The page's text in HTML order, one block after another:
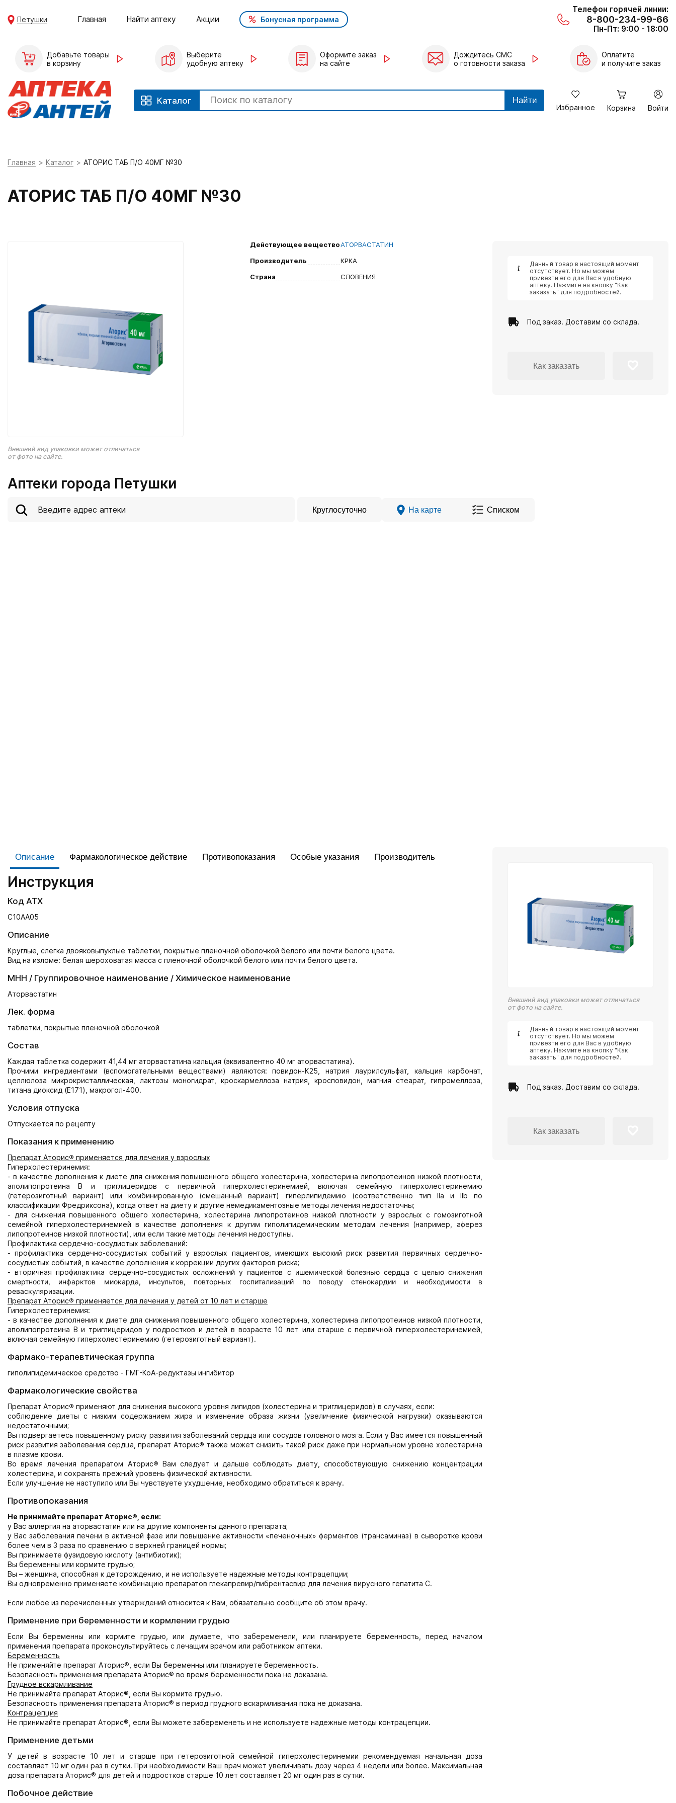
Петушки Главная Найти аптеку Акции Бонусная программа
Телефон горячей линии:
8-800-234-99-66
Пн-Пт: 9:00 - 18:00
Добавьте товары
в корзину
Выберите
удобную аптеку
Оформите заказ
на сайте
Дождитесь СМС
о готовности заказа
Оплатите
и получите заказ
Каталог Найти
Избранное Корзина Войти
Главная Каталог АТОРИС ТАБ П/О 40МГ №30
АТОРИС ТАБ П/О 40МГ №30
Внешний вид упаковки может отличаться
от фото на сайте.
Действующее веществоАТОРВАСТАТИН
Производитель
КРКА
Страна
СЛОВЕНИЯ
Данный товар в настоящий момент
отсутствует. Но мы можем
привезти его для Вас в удобную
аптеку. Нажмите на кнопку "Как
заказать" для подробностей.
Под заказ. Доставим со склада.
Как заказать
Аптеки города Петушки
Круглосуточно На карте Списком
Описание Фармакологическое действие Противопоказания Особые указания Производитель
Инструкция
Код АТХ
C10AA05
Описание
Круглые, слегка двояковыпуклые таблетки, покрытые пленочной оболочкой белого или почти белого цвета.
Вид на изломе: белая шероховатая масса с пленочной оболочкой белого или почти белого цвета.
МНН / Группировочное наименование / Химическое наименование
Аторвастатин
Лек. форма
таблетки, покрытые пленочной оболочкой
Состав
Каждая таблетка содержит 41,44 мг аторвастатина кальция (эквивалентно 40 мг аторвастатина).
Прочими ингредиентами (вспомогательными веществами) являются: повидон-К25, натрия лаурилсульфат, кальция карбонат,
целлюлоза микрокристаллическая, лактозы моногидрат, кроскармеллоза натрия, кросповидон, магния стеарат, гипромеллоза,
титана диоксид (E171), макрогол-400.
Условия отпуска
Отпускается по рецепту
Показания к применению
Препарат Аторис® применяется для лечения у взрослых
Гиперхолестеринемия:
- в качестве дополнения к диете для снижения повышенного общего холестерина, холестерина липопротеинов низкой плотности,
аполипопротеина В и триглицеридов с первичной гиперхолестеринемией, включая семейную гиперхолестеринемию
(гетерозиготный вариант) или комбинированную (смешанный вариант) гиперлипидемию (соответственно тип IIa и IIb по
классификации Фредриксона), когда ответ на диету и другие немедикаментозные методы лечения недостаточны;
- для снижения повышенного общего холестерина, холестерина липопротеинов низкой плотности у взрослых с гомозиготной
семейной гиперхолестеринемией в качестве дополнения к другим гиполипидемическим методам лечения (например, аферез
липопротеинов низкой плотности), или если такие методы лечения недоступны.
Профилактика сердечно-сосудистых заболеваний:
- профилактика сердечно-сосудистых событий у взрослых пациентов, имеющих высокий риск развития первичных сердечно-
сосудистых событий, в качестве дополнения к коррекции других факторов риска;
- вторичная профилактика сердечно-сосудистых осложнений у пациентов с ишемической болезнью сердца с целью снижения
смертности, инфарктов миокарда, инсультов, повторных госпитализаций по поводу стенокардии и необходимости в
реваскуляризации.
Препарат Аторис® применяется для лечения у детей от 10 лет и старше
Гиперхолестеринемия:
- в качестве дополнения к диете для снижения повышенного общего холестерина, холестерина липопротеинов низкой плотности,
аполипопротеина В и триглицеридов у подростков и детей в возрасте 10 лет или старше с первичной гиперхолестеринемией,
включая семейную гиперхолестеринемию (гетерозиготный вариант).
Фармако-терапевтическая группа
гиполипидемическое средство - ГМГ-КоА-редуктазы ингибитор
Фармакологические свойства
Препарат Аторис® применяют для снижения высокого уровня липидов (холестерина и триглицеридов) в случаях, если:
соблюдение диеты с низким содержанием жира и изменение образа жизни (увеличение физической нагрузки) оказываются
недостаточными;
Вы подвергаетесь повышенному риску развития заболеваний сердца или сосудов головного мозга. Если у Вас имеется повышенный
риск развития заболевания сердца, препарат Аторис® также может снизить такой риск даже при нормальном уровне холестерина
в плазме крови.
Во время лечения препаратом Аторис® Вам следует и дальше соблюдать диету, способствующую снижению концентрации
холестерина, и сохранять прежний уровень физической активности.
Если улучшение не наступило или Вы чувствуете ухудшение, необходимо обратиться к врачу.
Противопоказания
Не принимайте препарат Аторис® , если:
у Вас аллергия на аторвастатин или на другие компоненты данного препарата;
у Вас заболевания печени в активной фазе или повышение активности «печеночных» ферментов (трансаминаз) в сыворотке крови
более чем в 3 раза по сравнению с верхней границей нормы;
Вы принимаете фузидовую кислоту (антибиотик);
Вы беременны или кормите грудью;
Вы – женщина, способная к деторождению, и не используете надежные методы контрацепции;
Вы одновременно применяете комбинацию препаратов глекапревир/пибрентасвир для лечения вирусного гепатита С.
Если любое из перечисленных утверждений относится к Вам, обязательно сообщите об этом врачу.
Применение при беременности и кормлении грудью
Если Вы беременны или кормите грудью, или думаете, что забеременели, или планируете беременность, перед началом
применения препарата проконсультируйтесь с лечащим врачом или работником аптеки.
Беременность
Не применяйте препарат Аторис®, если Вы беременны или планируете беременность.
Безопасность применения препарата Аторис® во время беременности пока не доказана.
Грудное вскармливание
Не принимайте препарат Аторис®, если Вы кормите грудью.
Безопасность применения препарата Аторис® в период грудного вскармливания пока не доказана.
Контрацепция
Не принимайте препарат Аторис®, если Вы можете забеременеть и не используете надежные методы контрацепции.
Применение детьми
У детей в возрасте 10 лет и старше при гетерозиготной семейной гиперхолестеринемии рекомендуемая начальная доза
составляет 10 мг один раз в сутки. При необходимости Ваш врач может увеличивать дозу через 4 недели или более. Максимальная
доза препарата Аторис® для детей и подростков старше 10 лет составляет 20 мг один раз в сутки.
Побочное действие
Внешний вид упаковки может отличаться
от фото на сайте.
Данный товар в настоящий момент
отсутствует. Но мы можем
привезти его для Вас в удобную
аптеку. Нажмите на кнопку "Как
заказать" для подробностей.
Под заказ. Доставим со склада.
Как заказать